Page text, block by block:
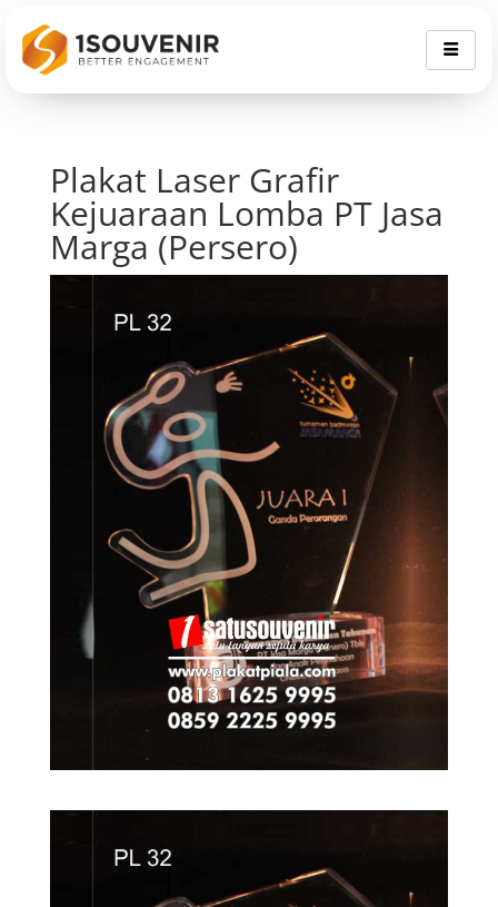
Plakat Laser Grafir
Kejuaraan Lomba PT Jasa
Marga (Persero)